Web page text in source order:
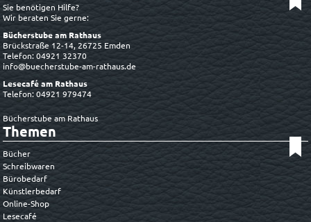
Sie benötigen Hilfe?
Wir beraten Sie gerne:
Bücherstube am Rathaus
Brückstraße 12-14, 26725 Emden
Telefon: 04921 32370
info@buecherstube-am-rathaus.de
Lesecafé am Rathaus
Telefon: 04921 979474
Bücherstube am Rathaus
Themen
Bücher
Schreibwaren
Bürobedarf
Künstlerbedarf
Online-Shop
Lesecafé